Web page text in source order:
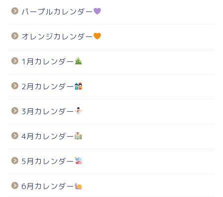
パープルカレンダー
オレンジカレンダー
1月カレンダー
2月カレンダー
3月カレンダー
4月カレンダー
5月カレンダー
6月カレンダー